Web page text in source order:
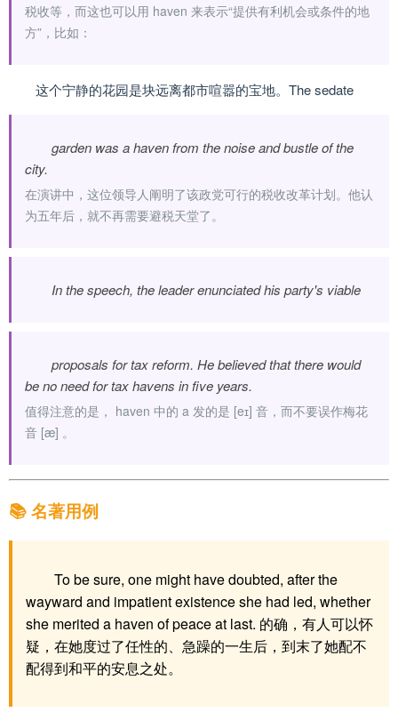
税收等，而这也可以用 haven 来表示“提供有利机会或条件的地
方”，比如：
这个宁静的花园是块远离都市喧嚣的宝地。The sedate
garden was a haven from the noise and bustle of the
city.
在演讲中，这位领导人阐明了该政党可行的税收改革计划。他认
为五年后，就不再需要避税天堂了。
In the speech, the leader enunciated his party's viable
proposals for tax reform. He believed that there would
be no need for tax havens in five years.
值得注意的是， haven 中的 a 发的是 [eɪ] 音，而不要误作梅花
音 [æ] 。
📚 名著用例
To be sure, one might have doubted, after the
wayward and impatient existence she had led, whether
she merited a haven of peace at last. 的确，有人可以怀
疑，在她度过了任性的、急躁的一生后，到末了她配不
配得到和平的安息之处。